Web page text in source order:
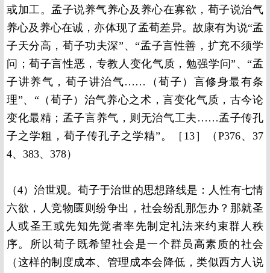
或加工。孟子说养气养心及养心在寡欲，荀子说治气
养心及养心在诚，亦体现了孟荀差异。故康有为说“孟
子天分高，荀子功夫深”、“孟子言性善，扩充不须学
问；荀子言性恶，专教人变化气质，勉强学问”、“孟
子讲养气，荀子讲治气……（荀子）言修身最有条
理”、“（荀子）治气养心之术，言变化气质，古今论
变化最精；孟子言养气，则无治气工夫……孟子传孔
子之学粗，荀子传孔子之学精”。［13］（P376、37
4、383、378）
（4）治世观。荀子于治世的思想路线是：人性有七情
六欲，人竞物匮则纷争出，社会纷乱那怎办？那就圣
人或圣王或先知先觉者率先制定礼法来约束群人秩
序。所以荀子既希望社会是一个群员高素质的社会
（这样的制度成本、管理成本会降低，类似西方人说